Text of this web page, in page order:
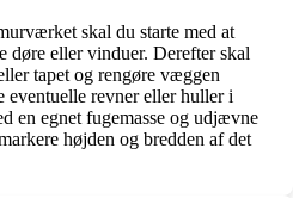
skal du starte med at
døre eller vinduer. Derefter skal
tapet og rengøre væggen
eventuelle revner eller huller i
en egnet fugemasse og udjævne
højden og bredden af det